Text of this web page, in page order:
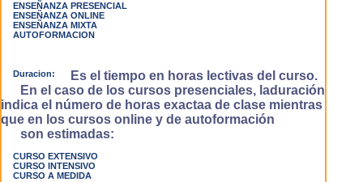
ENSEÑANZA PRESENCIAL
ENSEÑANZA ONLINE
ENSEÑANZA MIXTA
AUTOFORMACION
Duracion:
Es el tiempo en horas lectivas del curso.
En el caso de los cursos presenciales, laduración
indica el número de horas exactaa de clase mientras
que en los cursos online y de autoformación
son estimadas:
CURSO EXTENSIVO
CURSO INTENSIVO
CURSO A MEDIDA